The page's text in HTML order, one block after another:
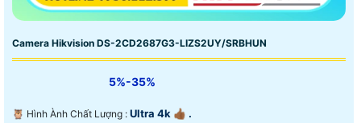
Camera Hikvision DS-2CD2687G3-LIZS2UY/SRBHUN
5%-35%
🦉 Hình Ành Chất Lượng : Ultra 4k 👍🏾 .